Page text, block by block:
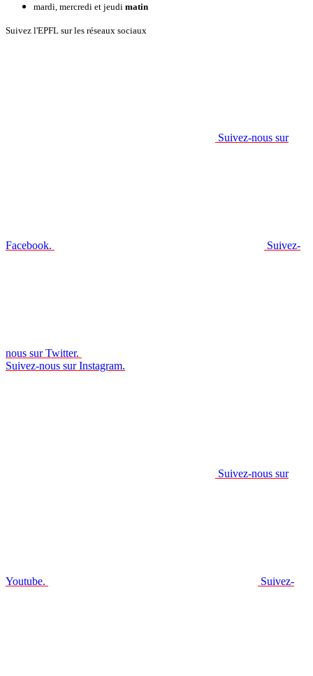
mardi, mercredi et jeudi matin
Suivez l'EPFL sur les réseaux sociaux
Suivez-nous sur
Facebook. Suivez-
nous sur Twitter.
Suivez-nous sur Instagram.
Suivez-nous sur
Youtube. Suivez-